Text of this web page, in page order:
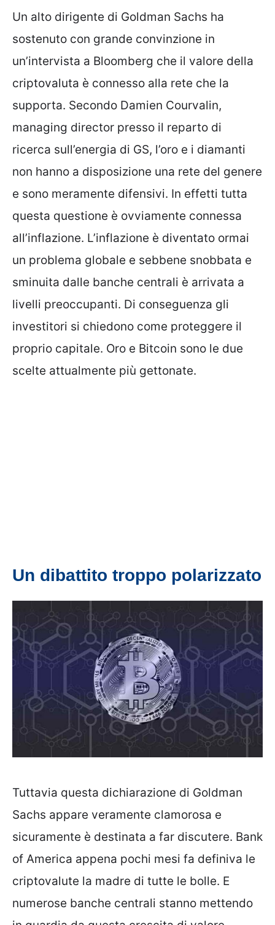
Un alto dirigente di Goldman Sachs ha
sostenuto con grande convinzione in
un’intervista a Bloomberg che il valore della
criptovaluta è connesso alla rete che la
supporta. Secondo Damien Courvalin,
managing director presso il reparto di
ricerca sull’energia di GS, l’oro e i diamanti
non hanno a disposizione una rete del genere
e sono meramente difensivi. In effetti tutta
questa questione è ovviamente connessa
all’inflazione. L’inflazione è diventato ormai
un problema globale e sebbene snobbata e
sminuita dalle banche centrali è arrivata a
livelli preoccupanti. Di conseguenza gli
investitori si chiedono come proteggere il
proprio capitale. Oro e Bitcoin sono le due
scelte attualmente più gettonate.
Un dibattito troppo polarizzato
Tuttavia questa dichiarazione di Goldman
Sachs appare veramente clamorosa e
sicuramente è destinata a far discutere. Bank
of America appena pochi mesi fa definiva le
criptovalute la madre di tutte le bolle. E
numerose banche centrali stanno mettendo